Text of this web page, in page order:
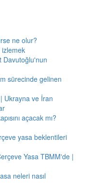
ne olur?
izlemek
Davutoğlu'nun
sürecinde gelinen
Ukrayna ve İran
açacak mı?
yasa beklentileri
Yasa TBMM'de |
neleri nasıl